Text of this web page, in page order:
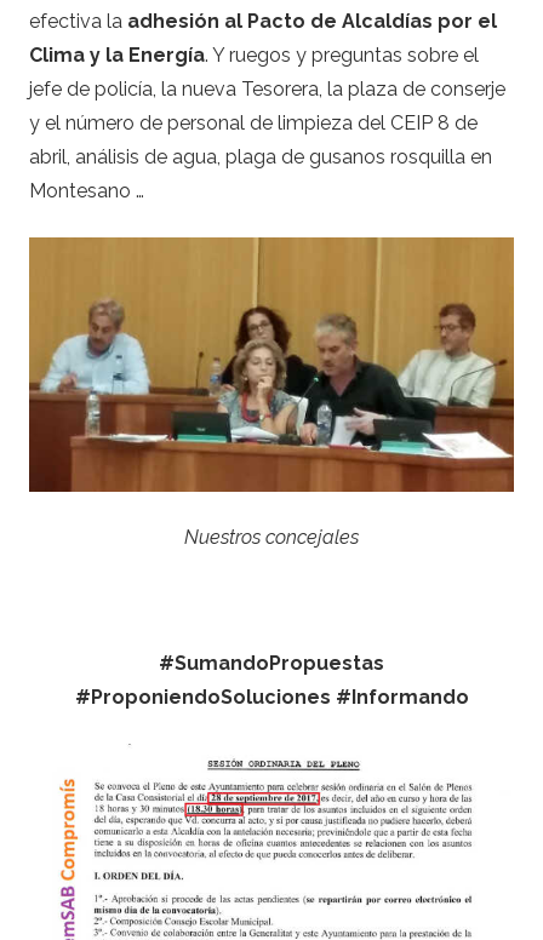
efectiva la adhesión al Pacto de Alcaldías por el
Clima y la Energía. Y ruegos y preguntas sobre el
jefe de policía, la nueva Tesorera, la plaza de conserje
y el número de personal de limpieza del CEIP 8 de
abril, análisis de agua, plaga de gusanos rosquilla en
Montesano …
Nuestros concejales
#SumandoPropuestas
#ProponiendoSoluciones #Informando